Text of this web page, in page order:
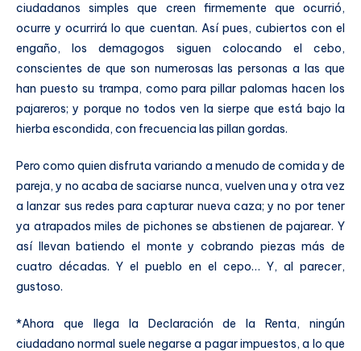
ciudadanos simples que creen firmemente que ocurrió,
ocurre y ocurrirá lo que cuentan. Así pues, cubiertos con el
engaño, los demagogos siguen colocando el cebo,
conscientes de que son numerosas las personas a las que
han puesto su trampa, como para pillar palomas hacen los
pajareros; y porque no todos ven la sierpe que está bajo la
hierba escondida, con frecuencia las pillan gordas.
Pero como quien disfruta variando a menudo de comida y de
pareja, y no acaba de saciarse nunca, vuelven una y otra vez
a lanzar sus redes para capturar nueva caza; y no por tener
ya atrapados miles de pichones se abstienen de pajarear. Y
así llevan batiendo el monte y cobrando piezas más de
cuatro décadas. Y el pueblo en el cepo… Y, al parecer,
gustoso.
*Ahora que llega la Declaración de la Renta, ningún
ciudadano normal suele negarse a pagar impuestos, a lo que